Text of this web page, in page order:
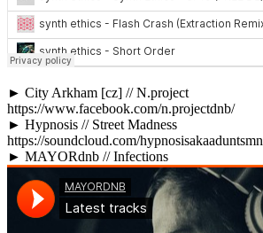
► City Arkham [cz] // N.project
https://www.facebook.com/n.projectdnb/
► Hypnosis // Street Madness
https://soundcloud.com/hypnosisakaaduntsmn
► MAYORdnb // Infections